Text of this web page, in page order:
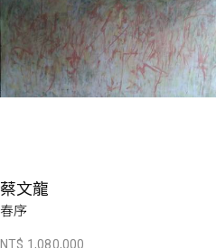
蔡文龍
春序
NT$ 1,080,000